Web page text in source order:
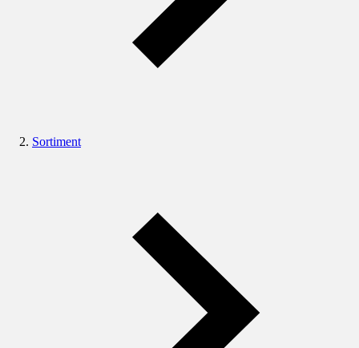
Sortiment